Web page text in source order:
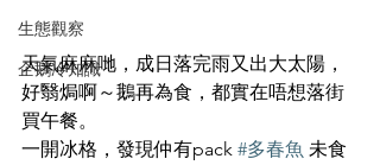
生態觀察
企鵝冷知識
天氣麻麻哋，成日落完雨又出大太陽，
好翳焗啊～鵝再為食，都實在唔想落街
買午餐。
一開冰格，發現仲有pack #多春魚 未食